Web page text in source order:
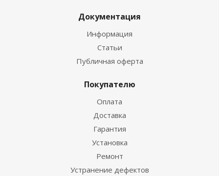
Документация
Информация
Статьи
Публичная оферта
Покупателю
Оплата
Доставка
Гарантия
Установка
Ремонт
Устранение дефектов